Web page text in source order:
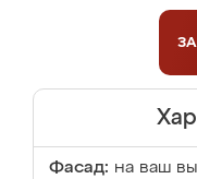
Фасад: на ваш